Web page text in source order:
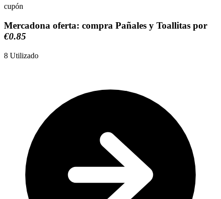
cupón
Mercadona oferta: compra Pañales y Toallitas por
€0.85
8 Utilizado